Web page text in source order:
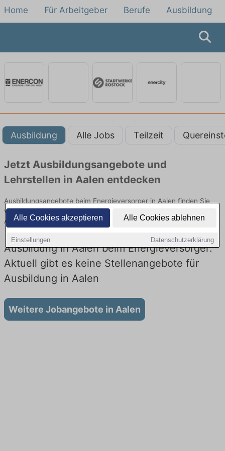
Alle Cookies akzeptieren Alle Cookies ablehnen
Einstellungen Datenschutzerklärung
Home Für Arbeitgeber Berufe Ausbildung
Ausbildung Alle Jobs Teilzeit
Jetzt Ausbildungsangebote und
Lehrstellen in Aalen entdecken
Ausbildungsangebote beim Energieversorger in Aalen finden Sie
von namhaften Firmen. Entdecken Sie freie Optionen von Top-
Arbeitgebern und bewerben Sie sich noch heute.
Ausbildung in Aalen beim Energieversorger:
Aktuell gibt es keine Stellenangebote für
Ausbildung in Aalen
Weitere Jobangebote in Aalen